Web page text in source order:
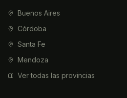
Buenos Aires
Córdoba
Santa Fe
Mendoza
Ver todas las provincias